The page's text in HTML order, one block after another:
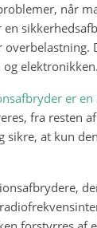
når
og elektronikken.
er
fra resten
sikre, at kun